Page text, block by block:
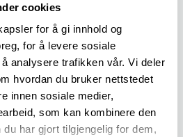
cookies
for å gi innhold og
for å levere sosiale
analysere trafikken vår. Vi deler
hvordan du bruker nettstedet
innen sosiale medier,
som kan kombinere den
har gjort tilgjengelig for dem,